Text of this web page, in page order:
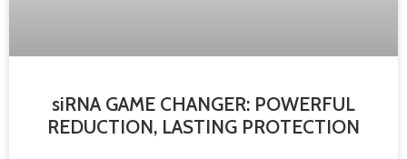
siRNA GAME CHANGER: POWERFUL
REDUCTION, LASTING PROTECTION